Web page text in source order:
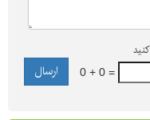
0 + 0 =